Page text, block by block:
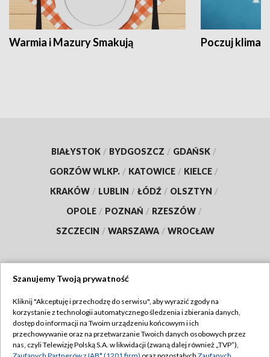
Warmia i Mazury Smakują Poczuj klimat
BIAŁYSTOK / BYDGOSZCZ / GDAŃSK /
GORZÓW WLKP. / KATOWICE / KIELCE /
KRAKÓW / LUBLIN / ŁÓDŹ / OLSZTYN /
OPOLE / POZNAŃ / RZESZÓW /
SZCZECIN / WARSZAWA / WROCŁAW
TVP
Abonament TVP
Emisja w TVP
Regulamin TVP
Szanujemy Twoją prywatność
Kliknij "Akceptuję i przechodzę do serwisu", aby wyrazić zgody na
korzystanie z technologii automatycznego śledzenia i zbierania danych,
dostęp do informacji na Twoim urządzeniu końcowym i ich
przechowywanie oraz na przetwarzanie Twoich danych osobowych przez
nas, czyli Telewizję Polską S.A. w likwidacji (zwaną dalej również „TVP”),